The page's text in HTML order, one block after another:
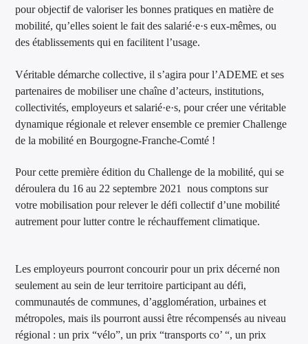
pour objectif de valoriser les bonnes pratiques en matière de
mobilité, qu’elles soient le fait des salarié·e·s eux-mêmes, ou
des établissements qui en facilitent l’usage.
Véritable démarche collective, il s’agira pour l’ADEME et ses
partenaires de mobiliser une chaîne d’acteurs, institutions,
collectivités, employeurs et salarié·e·s, pour créer une véritable
dynamique régionale et relever ensemble ce premier Challenge
de la mobilité en Bourgogne-Franche-Comté !
Pour cette première édition du Challenge de la mobilité, qui se
déroulera du 16 au 22 septembre 2021 nous comptons sur
votre mobilisation pour relever le défi collectif d’une mobilité
autrement pour lutter contre le réchauffement climatique.
Les employeurs pourront concourir pour un prix décerné non
seulement au sein de leur territoire participant au défi,
communautés de communes, d’agglomération, urbaines et
métropoles, mais ils pourront aussi être récompensés au niveau
régional : un prix “vélo”, un prix “transports co’ “, un prix